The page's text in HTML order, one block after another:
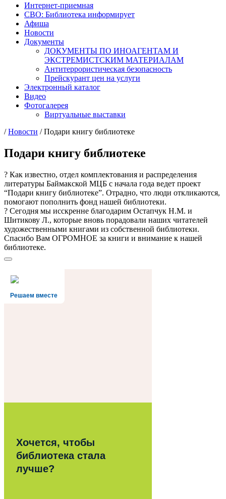
Интернет-приемная
СВО: Библиотека информирует
Афиша
Новости
Документы
ДОКУМЕНТЫ ПО ИНОАГЕНТАМ И
ЭКСТРЕМИСТСКИМ МАТЕРИАЛАМ
Антитеррористическая безопасность
Прейскурант цен на услуги
Электронный каталог
Видео
Фотогалерея
Виртуальные выставки
/Новости /Подари книгу библиотеке
Подари книгу библиотеке
? Как известно, отдел комплектования и распределения
литературы Баймакской МЦБ с начала года ведет проект
“Подари книгу библиотеке”. Отрадно, что люди откликаются,
помогают пополнить фонд нашей библиотеки.
? Сегодня мы исскренне благодарим Остапчук Н.М. и
Шитикову Л., которые вновь порадовали наших читателей
художественными книгами из собственной библиотеки.
Спасибо Вам ОГРОМНОЕ за книги и внимание к нашей
библиотеке.
Решаем вместе
Хочется, чтобы
библиотека стала
лучше?